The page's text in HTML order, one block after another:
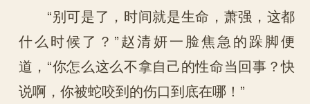
“别可是了，时间就是生命，萧强，这都
什么时候了？”赵清妍一脸焦急的跺脚便
道，“你怎么这么不拿自己的性命当回事？快
说啊，你被蛇咬到的伤口到底在哪！”